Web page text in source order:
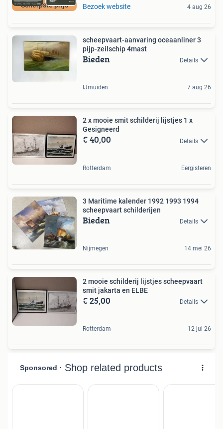
Scherpste prijs Bezoek website 4 aug 26
scheepvaart-aanvaring oceaanliner 3
pijp-zeilschip 4mast
Bieden Details
IJmuiden 7 aug 26
2 x mooie smit schilderij lijstjes 1 x
Gesigneerd
€ 40,00 Details
Rotterdam Eergisteren
3 Maritime kalender 1992 1993 1994
scheepvaart schilderijen
Bieden Details
Nijmegen 14 mei 26
2 mooie schilderij lijstjes scheepvaart
smit jakarta en ELBE
€ 25,00 Details
Rotterdam 12 jul 26